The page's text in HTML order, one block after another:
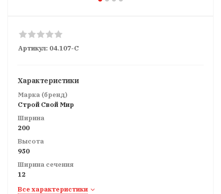
Артикул: 04.107-С
Характеристики
Марка (бренд)
Строй Свой Мир
Ширина
200
Высота
950
Ширина сечения
12
Все характеристики